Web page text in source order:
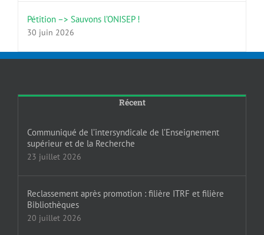
Pétition –> Sauvons l’ONISEP !
30 juin 2026
Récent
Communiqué de l’intersyndicale de l’Enseignement
supérieur et de la Recherche
23 juillet 2026
Reclassement après promotion : filière ITRF et filière
Bibliothèques
20 juillet 2026